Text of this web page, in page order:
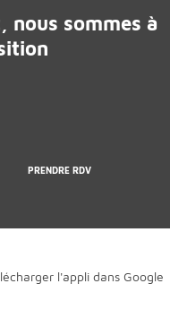
nous sommes à
PRENDRE RDV